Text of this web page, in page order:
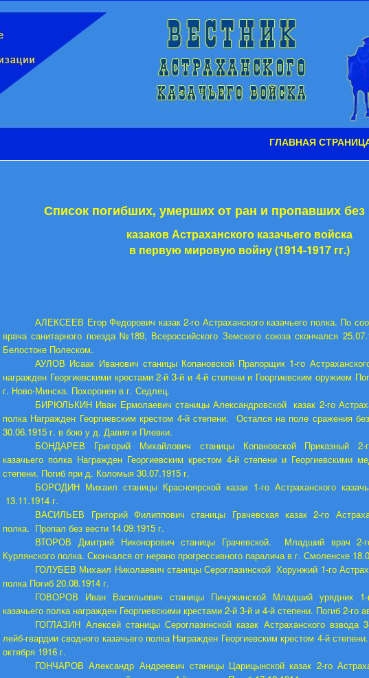
ГЛАВНАЯ
Список погибших, умерших от ран и пропавших без
казаков Астраханского казачьего войска
в первую мировую войну (1914-1917 гг.)
АЛЕКСЕЕВ Егор Федорович казак 2-го Астраханского казачьего полка. По
врача санитарного поезда №189, Всероссийского Земского союза скончался
Белостоке Полеском.
АУЛОВ Исаак Иванович станицы Копановской Прапорщик 1-го
награжден Георгиевскими крестами 2-й 3-й и 4-й степени и Георгиевским оружием
г. Ново-Минска. Похоронен в г. Седлец.
БИРЮЛЬКИН Иван Ермолаевич станицы Александровской казак 2-го
полка Награжден Георгиевским крестом 4-й степени. Остался на поле сражения
30.06.1915 г. в бою у д. Давия и Плевки.
БОНДАРЕВ Григорий Михайлович станицы Копановской Приказный 2-
казачьего полка Награжден Георгиевским крестом 4-й степени и Георгиевскими
степени. Погиб при д. Коломыя 30.07.1915 г.
БОРОДИН Михаил станицы Красноярской казак 1-го Астраханского
13.11.1914 г.
ВАСИЛЬЕВ Григорий Филиппович станицы Грачевская казак 2-го
полка. Пропал без вести 14.09.1915 г.
ВТОРОВ Дмитрий Никонорович станицы Грачевской. Младший врач 2-
Курлянского полка. Скончался от нервно прогрессивного паралича в г. Смоленске
ГОЛУБЕВ Михаил Николаевич станицы Сероглазинской Хорунжий 1-го
полка Погиб 20.08.1914 г.
ГОВОРОВ Иван Васильевич станицы Пичужинской Младший урядник 1-
казачьего полка награжден Георгиевскими крестами 2-й 3-й и 4-й степени. Погиб 2-го
ГОГЛАЗИН Алексей станицы Сероглазинской казак Астраханского взвода
лейб-гвардии сводного казачьего полка Награжден Георгиевским крестом 4-й
октября 1916 г.
ГОНЧАРОВ Александр Андреевич станицы Царицынской казак 2-го